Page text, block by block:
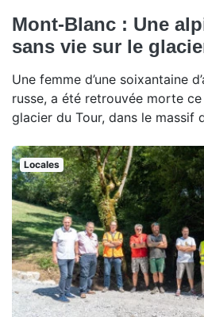
Mont-Blanc : Une
sans vie sur le
Une femme d’une soixantaine
russe, a été retrouvée morte
glacier du Tour, dans le massif
Locales